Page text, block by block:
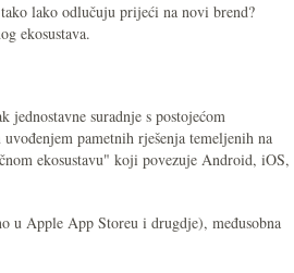
lako odlučuju prijeći na novi brend?
ekosustava.
suradnje s postojećom
pametnih rješenja temeljenih na
ekosustavu" koji povezuje Android, iOS,
u Apple App Storeu i drugdje), međusobna